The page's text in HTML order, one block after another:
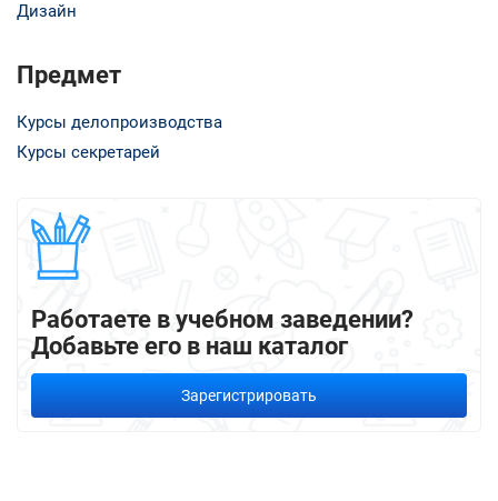
Дизайн
Предмет
Курсы делопроизводства
Курсы секретарей
Работаете в учебном заведении?
Добавьте его в наш каталог
Зарегистрировать